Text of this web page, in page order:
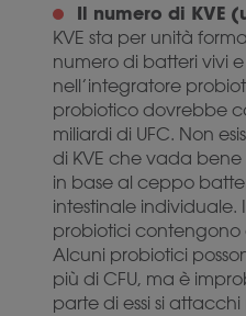
Il numero di KVE
KVE sta per unità
numero di batteri vivi
nell’integratore
probiotico dovrebbe
miliardi di UFC. Non
di KVE che vada
in base al ceppo
intestinale individuale.
probiotici contengono
Alcuni probiotici
più di CFU, ma è
parte di essi si attacchi